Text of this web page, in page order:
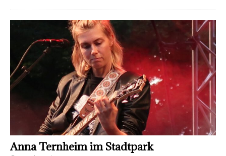
Anna Ternheim im Stadtpark